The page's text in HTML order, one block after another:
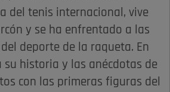
del tenis internacional, vive
y se ha enfrentado a las
deporte de la raqueta. En
su historia y las anécdotas de
con las primeras figuras del